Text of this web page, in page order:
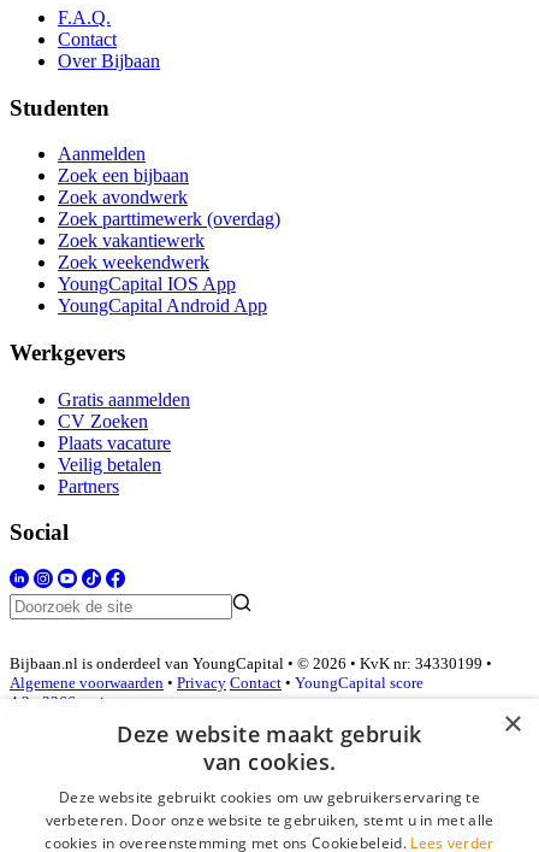
F.A.Q.
Contact
Over Bijbaan
Studenten
Aanmelden
Zoek een bijbaan
Zoek avondwerk
Zoek parttimewerk (overdag)
Zoek vakantiewerk
Zoek weekendwerk
YoungCapital IOS App
YoungCapital Android App
Werkgevers
Gratis aanmelden
CV Zoeken
Plaats vacature
Veilig betalen
Partners
Social
Bijbaan.nl is onderdeel van YoungCapital • © 2026 • KvK nr: 34330199 •
Algemene voorwaarden • Privacy Contact • YoungCapital score
4.3 - 3366 reviews
Inloggen als bedrijf
*
×
Deze website maakt gebruik
van cookies.
Deze website gebruikt cookies om uw gebruikerservaring te
verbeteren. Door onze website te gebruiken, stemt u in met alle
cookies in overeenstemming met ons Cookiebeleid. Lees verder